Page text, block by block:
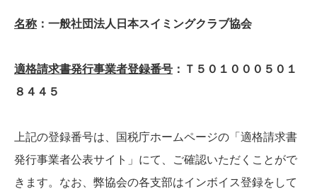
名称 ：一般社団法人日本スイミングクラブ協会
適格請求書発行事業者登録番号 ：Ｔ５０１０００５０１
８４４５
上記の登録番号は、国税庁ホームページの「適格請求書
発行事業者公表サイト」にて、ご確認いただくことがで
きます。なお、弊協会の各支部はインボイス登録をして